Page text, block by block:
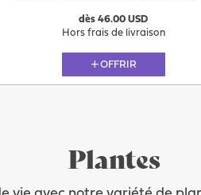
dès 46.00 USD
Hors frais de livraison
OFFRIR
Plantes